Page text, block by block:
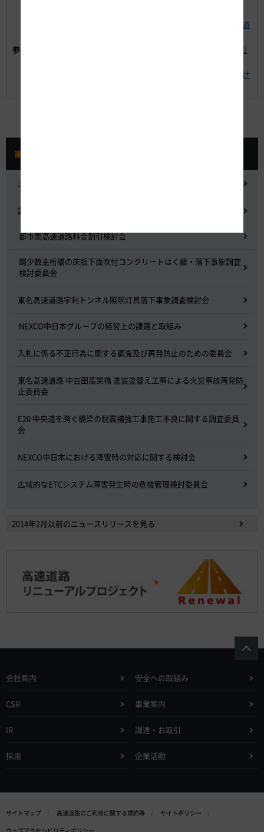
参考資料:
【別紙-1】中日本高速道路株式会社のお盆期間の高速道
【別紙-2】混雑が予想される主なSA・PA（NEXCO中日
【別紙-3】「渋滞予測ガイド」を活用して、渋滞を避け
ニュースリリース
記者会見
都市間高速道路料金割引検討会
鋼少数主桁橋の床版下面吹付コンクリートはく離・落下事象調査
検討委員会
東名高速道路宇利トンネル照明灯具落下事象調査検討会
NEXCO中日本グループの経営上の課題と取組み
入札に係る不正行為に関する調査及び再発防止のための委員会
東名高速道路 中吉田高架橋 塗装塗替え工事による火災事故再発防
止委員会
E20 中央道を跨ぐ橋梁の耐震補強工事施工不良に関する調査委員
会
NEXCO中日本における降雪時の対応に関する検討会
広域的なETCシステム障害発生時の危機管理検討委員会
2014年2月以前のニュースリリースを見る
会社案内 安全への取組み
CSR 事業案内
IR 調達・お取引
採用 企業活動
サイトマップ 高速道路のご利用に関する規約等
サイトポリシー